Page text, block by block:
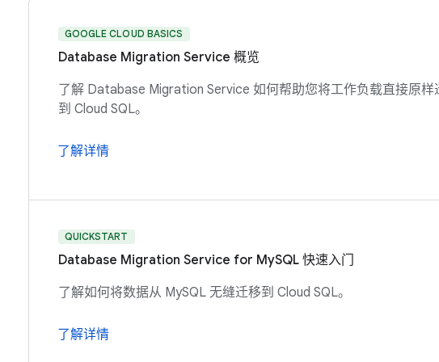
GOOGLE CLOUD BASICS
Database Migration Service 概览
了解 Database Migration Service 如何帮助您将工作负载直接原样
到 Cloud SQL。
了解详情
QUICKSTART
Database Migration Service for MySQL 快速入门
了解如何将数据从 MySQL 无缝迁移到 Cloud SQL。
了解详情